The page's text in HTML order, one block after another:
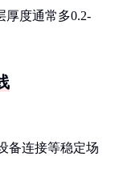
厚度通常多0.2-
备连接等稳定场